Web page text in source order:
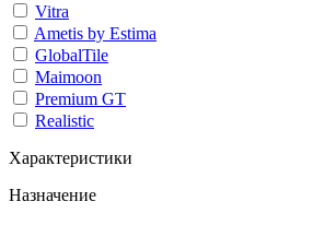
Vitra
Ametis by Estima
GlobalTile
Maimoon
Premium GT
Realistic
Характеристики
Назначение